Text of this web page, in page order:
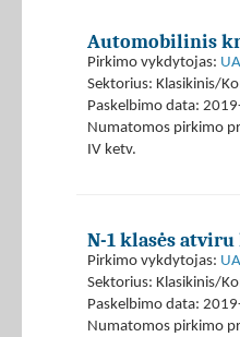
Automobilinis
Pirkimo vykdytojas:
Sektorius: Klasikinis/
Paskelbimo data:
Numatomos pirkimo
IV ketv.
N-1 klasės
Pirkimo vykdytojas:
Sektorius: Klasikinis/
Paskelbimo data:
Numatomos pirkimo